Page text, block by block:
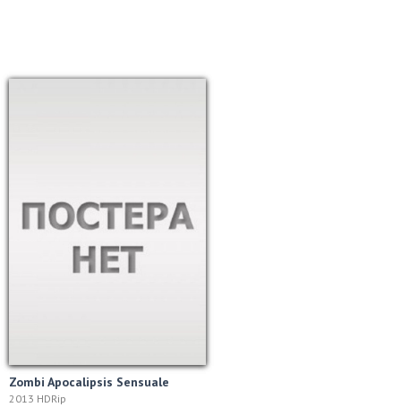
Zombi Apocalipsis Sensuale
2013 HDRip